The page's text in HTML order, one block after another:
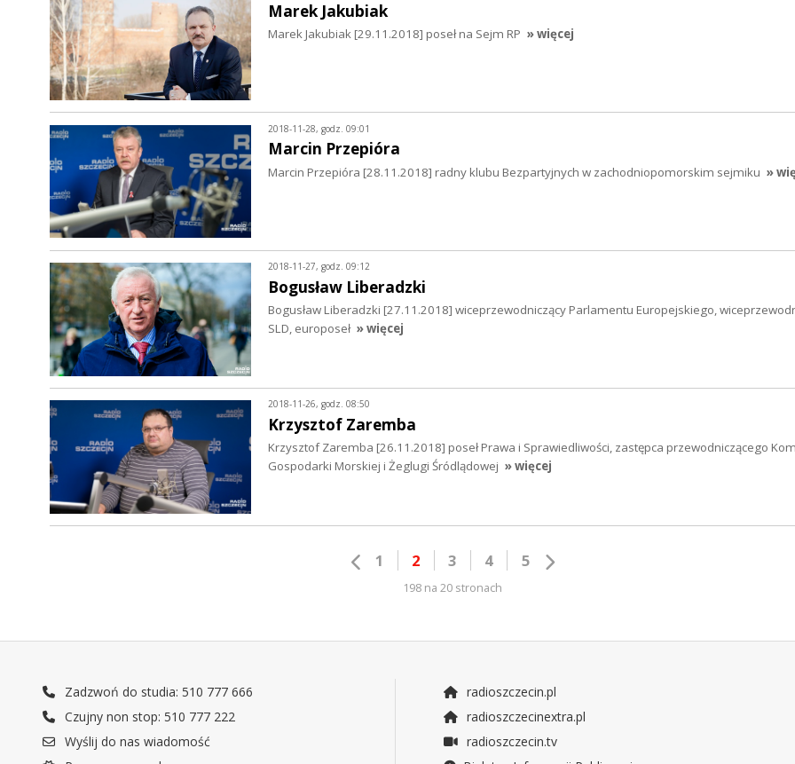
Marek Jakubiak
Marek Jakubiak [29.11.2018] poseł na Sejm RP » więcej
2018-11-28, godz. 09:01
Marcin Przepióra
Marcin Przepióra [28.11.2018] radny klubu Bezpartyjnych w zachodniopomorskim sejmiku »
2018-11-27, godz. 09:12
Bogusław Liberadzki
Bogusław Liberadzki [27.11.2018] wiceprzewodniczący Parlamentu Europejskiego,
SLD, europoseł » więcej
2018-11-26, godz. 08:50
Krzysztof Zaremba
Krzysztof Zaremba [26.11.2018] poseł Prawa i Sprawiedliwości, zastępca przewodniczącego
Gospodarki Morskiej i Żeglugi Śródlądowej » więcej
1 2 3 4 5
198 na 20 stronach
Zadzwoń do studia: 510 777 666
Czujny non stop: 510 777 222
Wyślij do nas wiadomość
radioszczecin.pl
radioszczecinextra.pl
radioszczecin.tv